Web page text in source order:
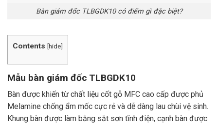
Bàn giám đốc TLBGDK10 có điểm gì đặc biệt?
Contents [hide]
Mẫu bàn giám đốc TLBGDK10
Bàn được khiến từ chất liệu cốt gỗ MFC cao cấp được phủ
Melamine chống ẩm mốc cực rẻ và dễ dàng lau chùi vệ sinh.
Khung bàn được làm bằng sắt sơn tĩnh điện, cạnh bàn được